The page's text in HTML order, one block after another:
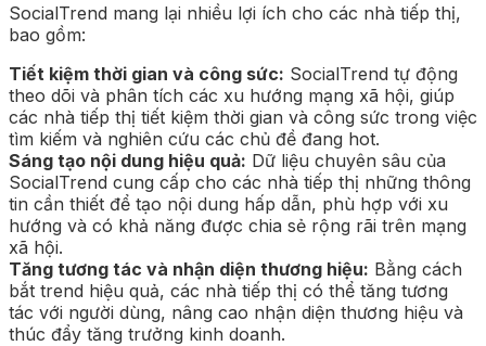
SocialTrend mang lại nhiều lợi ích cho các nhà tiếp thị,
bao gồm:
Tiết kiệm thời gian và công sức: SocialTrend tự động
theo dõi và phân tích các xu hướng mạng xã hội, giúp
các nhà tiếp thị tiết kiệm thời gian và công sức trong việc
tìm kiếm và nghiên cứu các chủ đề đang hot.
Sáng tạo nội dung hiệu quả: Dữ liệu chuyên sâu của
SocialTrend cung cấp cho các nhà tiếp thị những thông
tin cần thiết để tạo nội dung hấp dẫn, phù hợp với xu
hướng và có khả năng được chia sẻ rộng rãi trên mạng
xã hội.
Tăng tương tác và nhận diện thương hiệu: Bằng cách
bắt trend hiệu quả, các nhà tiếp thị có thể tăng tương
tác với người dùng, nâng cao nhận diện thương hiệu và
thúc đẩy tăng trưởng kinh doanh.